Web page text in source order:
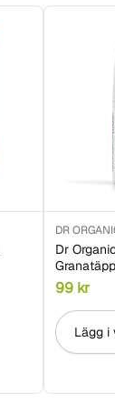
DR
Dr
99 kr
Lägg i